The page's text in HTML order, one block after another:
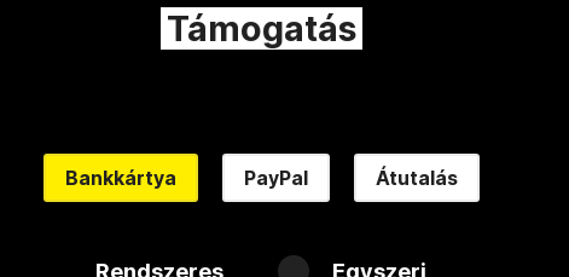
Támogatás
Bankkártya PayPal Átutalás
Rendszeres Egyszeri